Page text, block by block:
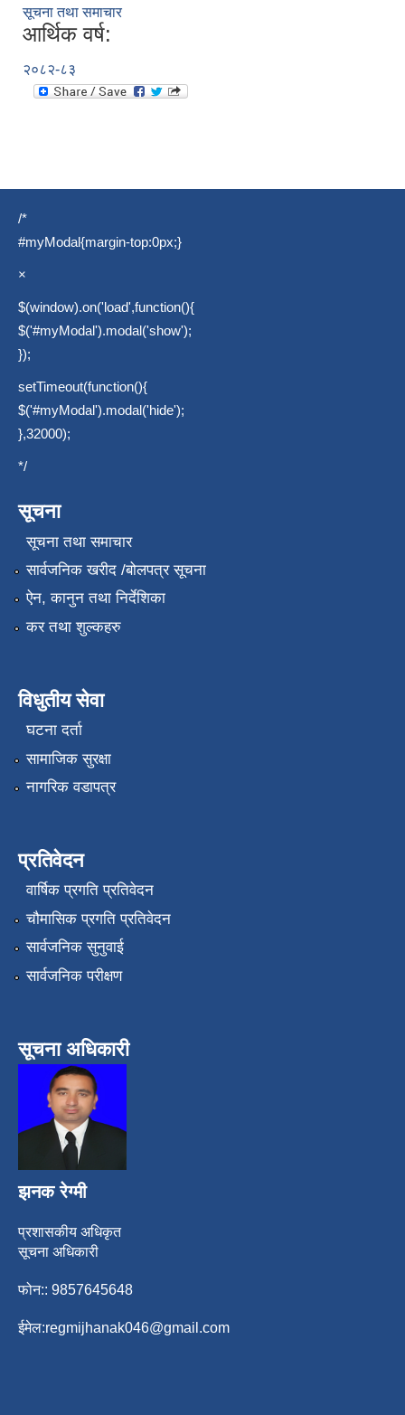
सूचना तथा समाचार
आर्थिक वर्ष:
२०८२-८३
/*
#myModal{margin-top:0px;}
×
$(window).on('load',function(){
$('#myModal').modal('show');
});
setTimeout(function(){
$('#myModal').modal('hide');
},32000);
*/
सूचना
सूचना तथा समाचार
सार्वजनिक खरीद /बोलपत्र सूचना
ऐन, कानुन तथा निर्देशिका
कर तथा शुल्कहरु
विधुतीय सेवा
घटना दर्ता
सामाजिक सुरक्षा
नागरिक वडापत्र
प्रतिवेदन
वार्षिक प्रगति प्रतिवेदन
चौमासिक प्रगति प्रतिवेदन
सार्वजनिक सुनुवाई
सार्वजनिक परीक्षण
सूचना अधिकारी
झनक रेग्मी
प्रशासकीय अधिकृत
सूचना अधिकारी
फोन:: 9857645648
ईमेल:regmijhanak046@gmail.com